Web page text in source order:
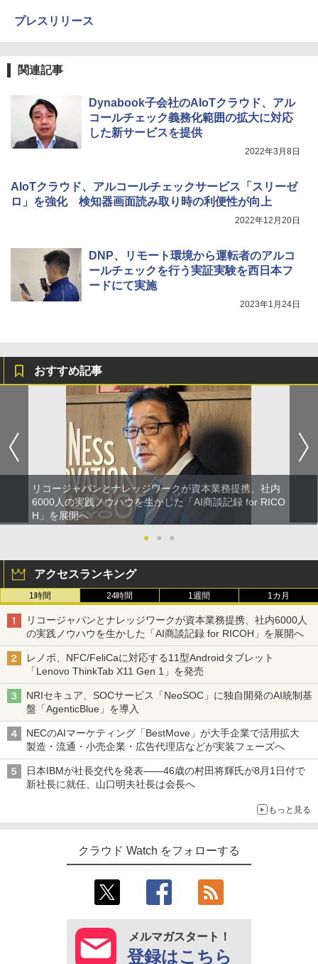
プレスリリース
関連記事
Dynabook子会社のAIoTクラウド、アル
コールチェック義務化範囲の拡大に対応
した新サービスを提供
2022年3月8日
AIoTクラウド、アルコールチェックサービス「スリーゼ
ロ」を強化 検知器画面読み取り時の利便性が向上
2022年12月20日
DNP、リモート環境から運転者のアルコ
ールチェックを行う実証実験を西日本フ
ードにて実施
2023年1月24日
おすすめ記事
リコージャパンとナレッジワークが資本業務提携、社内
6000人の実践ノウハウを生かした「AI商談記録 for RICO
H」を展開へ
●
● ●
アクセスランキング
1時間 24時間 1週間 1カ月
リコージャパンとナレッジワークが資本業務提携、社内6000人
の実践ノウハウを生かした「AI商談記録 for RICOH」を展開へ
レノボ、NFC/FeliCaに対応する11型Androidタブレット
「Lenovo ThinkTab X11 Gen 1」を発売
NRIセキュア、SOCサービス「NeoSOC」に独自開発のAI統制基
盤「AgenticBlue」を導入
NECのAIマーケティング「BestMove」が大手企業で活用拡大
製造・流通・小売企業・広告代理店などが実装フェーズへ
日本IBMが社長交代を発表――46歳の村田将輝氏が8月1日付で
新社長に就任、山口明夫社長は会長へ
もっと見る
クラウド Watch をフォローする
メルマガスタート！
登録はこちら